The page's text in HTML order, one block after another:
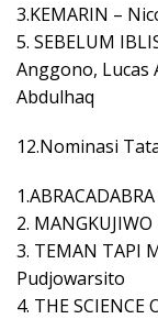
3.KEMARIN –
5. SEBELUM
Anggono, Lucas
Abdulhaq
12.Nominasi
2.
3. TEMAN TAPI
Pudjowarsito
4. THE